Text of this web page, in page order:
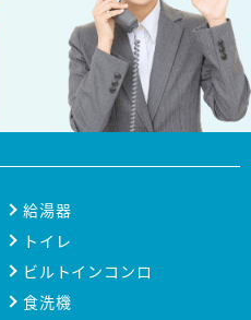
給湯器
トイレ
ビルトインコンロ
食洗機